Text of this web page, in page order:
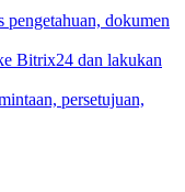
pengetahuan, dokumen
Bitrix24 dan lakukan
persetujuan,